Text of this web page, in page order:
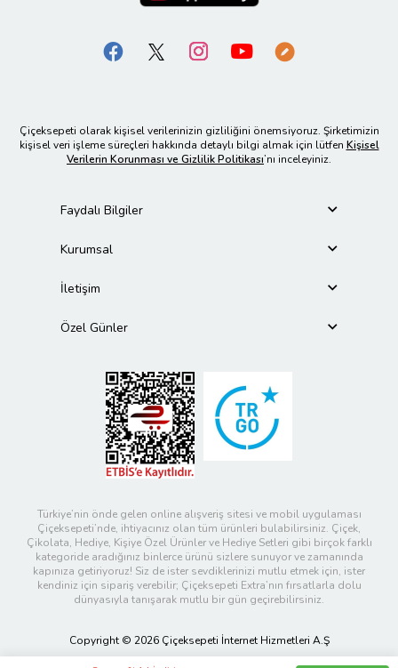
Çiçeksepeti olarak kişisel verilerinizin gizliliğini önemsiyoruz. Şirketimizin
kişisel veri işleme süreçleri hakkında detaylı bilgi almak için lütfen Kişisel
Verilerin Korunması ve Gizlilik Politikası’nı inceleyiniz.
Faydalı Bilgiler
Kurumsal
İletişim
Özel Günler
Türkiye’nin önde gelen online alışveriş sitesi ve mobil uygulaması
Çiçeksepeti’nde, ihtiyacınız olan tüm ürünleri bulabilirsiniz. Çiçek,
Çikolata, Hediye, Kişiye Özel Ürünler ve Hediye Setleri gibi birçok farklı
kategoride aradığınız binlerce ürünü sizlere sunuyor ve zamanında
kapınıza getiriyoruz! Siz de ister sevdiklerinizi mutlu etmek için, ister
kendiniz için sipariş verebilir; Çiçeksepeti Extra’nın fırsatlarla dolu
dünyasıyla tanışarak mutlu bir gün geçirebilirsiniz.
Copyright © 2026 Çiçeksepeti İnternet Hizmetleri A.Ş